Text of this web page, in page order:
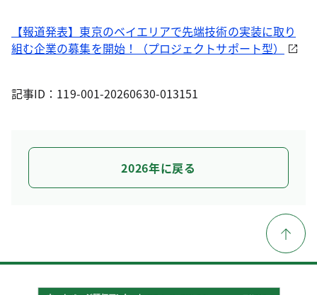
【報道発表】東京のベイエリアで先端技術の実装に取り
組む企業の募集を開始！（プロジェクトサポート型）
記事ID：119-001-20260630-013151
2026年に戻る